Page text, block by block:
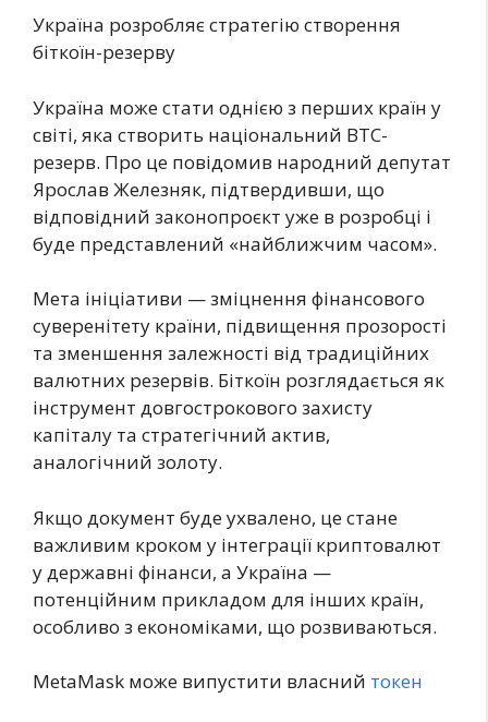
Україна розробляє стратегію створення
біткоїн-резерву
Україна може стати однією з перших країн у
світі, яка створить національний BTC-
резерв. Про це повідомив народний депутат
Ярослав Железняк, підтвердивши, що
відповідний законопроєкт уже в розробці і
буде представлений «найближчим часом».
Мета ініціативи — зміцнення фінансового
суверенітету країни, підвищення прозорості
та зменшення залежності від традиційних
валютних резервів. Біткоїн розглядається як
інструмент довгострокового захисту
капіталу та стратегічний актив,
аналогічний золоту.
Якщо документ буде ухвалено, це стане
важливим кроком у інтеграції криптовалют
у державні фінанси, а Україна —
потенційним прикладом для інших країн,
особливо з економіками, що розвиваються.
MetaMask може випустити власний токен